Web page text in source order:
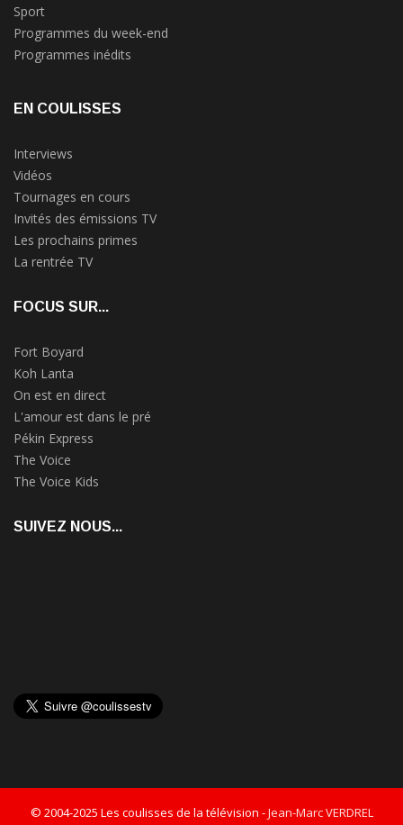
Sport
Programmes du week-end
Programmes inédits
EN COULISSES
Interviews
Vidéos
Tournages en cours
Invités des émissions TV
Les prochains primes
La rentrée TV
FOCUS SUR...
Fort Boyard
Koh Lanta
On est en direct
L'amour est dans le pré
Pékin Express
The Voice
The Voice Kids
SUIVEZ NOUS...
© 2004-2025 Les coulisses de la télévision -Jean-Marc VERDREL